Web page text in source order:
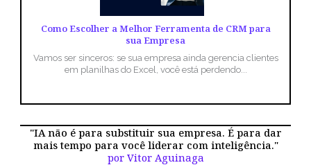
Como Escolher a Melhor Ferramenta de CRM para
sua Empresa
Vamos ser sinceros: se sua empresa ainda gerencia clientes
em planilhas do Excel, você está perdendo...
"IA não é para substituir sua empresa. É para dar
mais tempo para você liderar com inteligência."
por Vitor Aguinaga